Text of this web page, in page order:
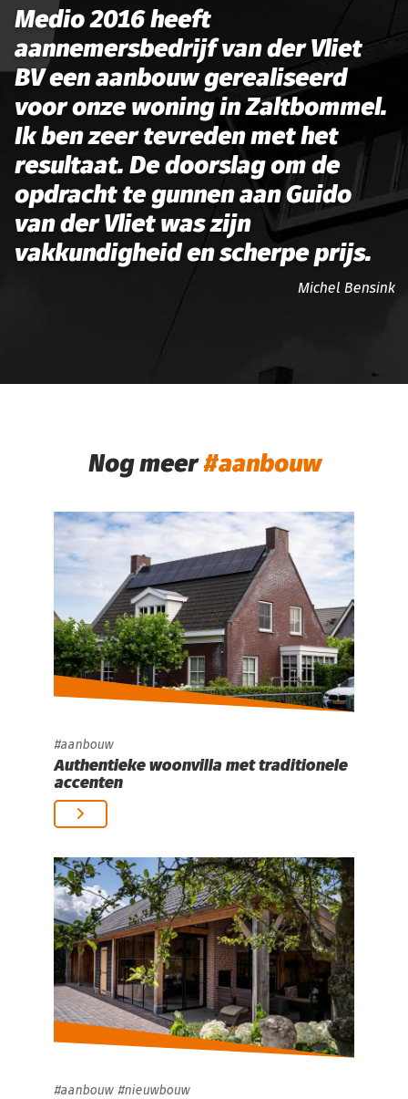
Medio 2016 heeft
aannemersbedrijf van der Vliet
BV een aanbouw gerealiseerd
voor onze woning in Zaltbommel.
Ik ben zeer tevreden met het
resultaat. De doorslag om de
opdracht te gunnen aan Guido
van der Vliet was zijn
vakkundigheid en scherpe prijs.
Michel Bensink
Nog meer aanbouw
aanbouw
Authentieke woonvilla met traditionele
accenten
aanbouw nieuwbouw